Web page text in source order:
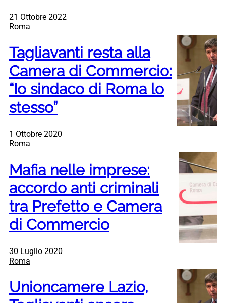
21 Ottobre 2022
Roma
Tagliavanti resta alla
Camera di Commercio:
“Io sindaco di Roma lo
stesso”
1 Ottobre 2020
Roma
Mafia nelle imprese:
accordo anti criminali
tra Prefetto e Camera
di Commercio
30 Luglio 2020
Roma
Unioncamere Lazio,